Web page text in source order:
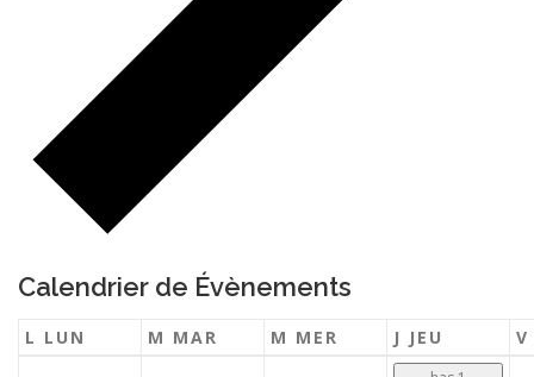
Calendrier de Évènements
L LUN M MAR M MER J JEU